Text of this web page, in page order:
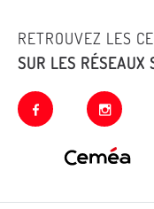
RETROUVEZ LES
SUR LES RÉSEAUX
facebook instagram